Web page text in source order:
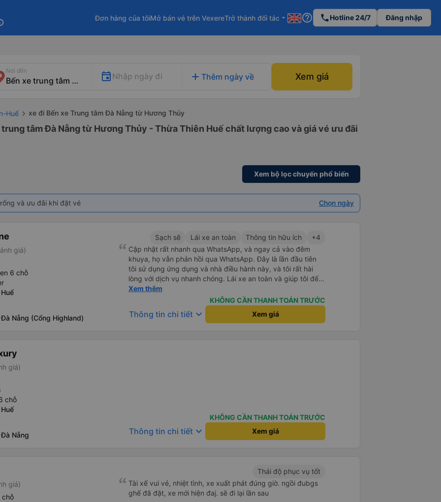
Đơn hàng của tôiMở bán vé trên VexereTrở thành đối tác arrow_drop_down help_outline phoneHotline 24/7 Đăng nhập
Nơi đến
Nhập ngày đi add Thêm ngày về Xem giá
Huế xe đi Bến xe Trung tâm Đà Nẵng từ Hương Thủy
tâm Đà Nẵng từ Hương Thủy - Thừa Thiên Huế chất lượng cao và giá vé ưu đãi
Xem bộ lọc chuyến phổ biến
và ưu đãi khi đặt vé Chọn ngày
giá)
6 chỗ
Nẵng (Cổng Highland)
Sạch sẽ Lái xe an toàn Thông tin hữu ích
+4
Cập nhật rất nhanh qua WhatsApp, và ngay cả vào đêm
khuya, họ vẫn phản hồi qua WhatsApp. Đây là lần đầu tiên
tôi sử dụng ứng dụng và nhà điều hành này, và tôi rất hài
lòng với dịch vụ nhanh chóng. Lái xe an toàn và giúp tôi đến
khách sạn ở Huế, mặc dù tôi không báo trước khi đặt xe và
tài xế đã hỏi tôi muốn đi đâu. Tôi rất cảm kích vì họ đã đón
tôi tại địa điểm tôi muốn, không giống như các nhà điều hành
khác. Tôi đã quyết định sử dụng dịch vụ của họ một lần nữa
Xem thêm
KHÔNG CẦN THANH TOÁN TRƯỚC
Thông tin chi tiết keyboard_arrow_down Xem giá
giá)
chỗ
Nẵng
KHÔNG CẦN THANH TOÁN TRƯỚC
Thông tin chi tiết keyboard_arrow_down Xem giá
giá)
chỗ
Thái độ phục vụ tốt
Tài xế vui vẻ, nhiệt tình, xe xuất phát đúng giờ. ngồi đubgs
ghế đã đặt, xe mới hiện đaj. sẽ đi lại lần sau